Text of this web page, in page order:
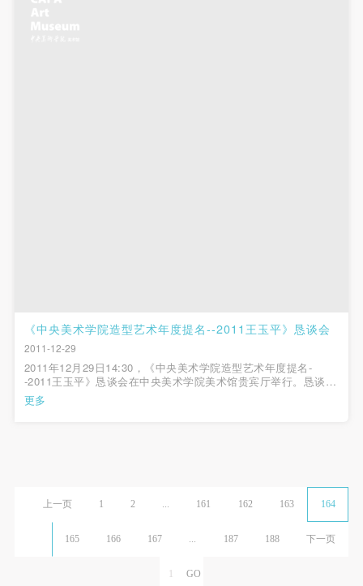
《中央美术学院造型艺术年度提名--2011王玉平》恳谈会
2011-12-29
2011年12月29日14:30，《中央美术学院造型艺术年度提名-
-2011王玉平》恳谈会在中央美术学院美术馆贵宾厅举行。恳谈会
由本次展览策展人、中央美术学院人文学院副院长余丁主持，与
会嘉宾有中央美术学院造型学院院长、教授苏新平，中央美术学
更多
上一页 1 2 ... 161 162 163 164
165 166 167 ... 187 188 下一页